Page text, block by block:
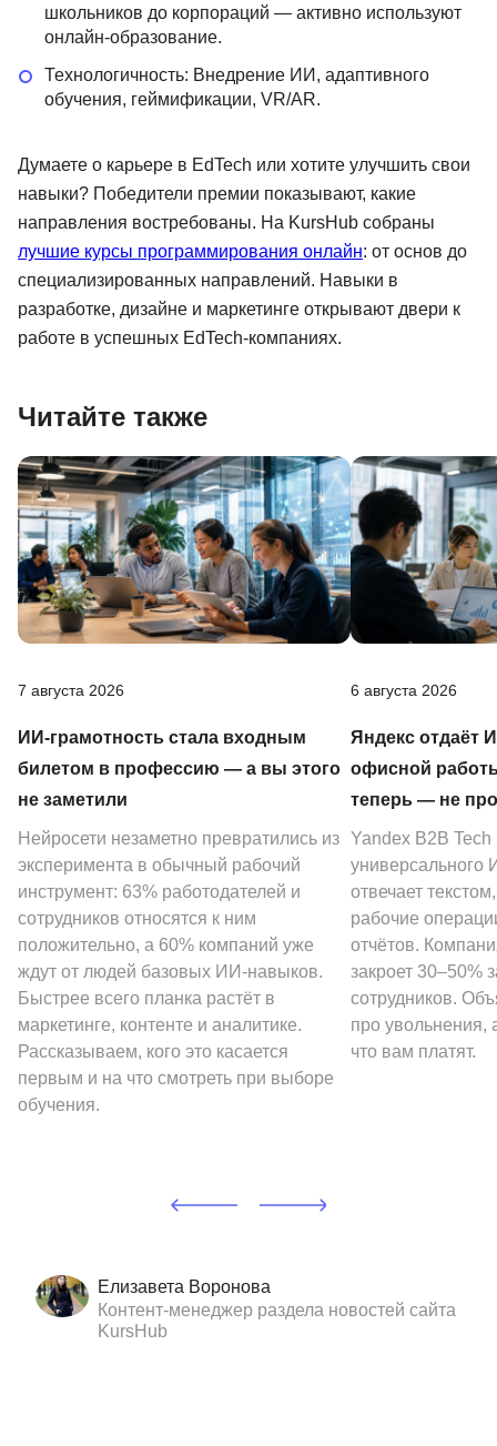
школьников до корпораций — активно используют
онлайн-образование.
Технологичность: Внедрение ИИ, адаптивного
обучения, геймификации, VR/AR.
Думаете о карьере в EdTech или хотите улучшить свои
навыки? Победители премии показывают, какие
направления востребованы. На KursHub собраны
лучшие курсы программирования онлайн: от основ до
специализированных направлений. Навыки в
разработке, дизайне и маркетинге открывают двери к
работе в успешных EdTech-компаниях.
Читайте также
7 августа 2026
ИИ-грамотность стала входным
билетом в профессию — а вы этого
не заметили
Нейросети незаметно превратились из
эксперимента в обычный рабочий
инструмент: 63% работодателей и
сотрудников относятся к ним
положительно, а 60% компаний уже
ждут от людей базовых ИИ-навыков.
Быстрее всего планка растёт в
маркетинге, контенте и аналитике.
Рассказываем, кого это касается
первым и на что смотреть при выборе
обучения.
6 августа 2026
Яндекс отдаёт
офисной
теперь — не
Yandex B2B Tech
универсального
отвечает
рабочие
отчётов.
закроет 30–50%
сотрудников.
про увольнения,
что вам платят.
Елизавета Воронова
Контент-менеджер раздела новостей сайта
KursHub